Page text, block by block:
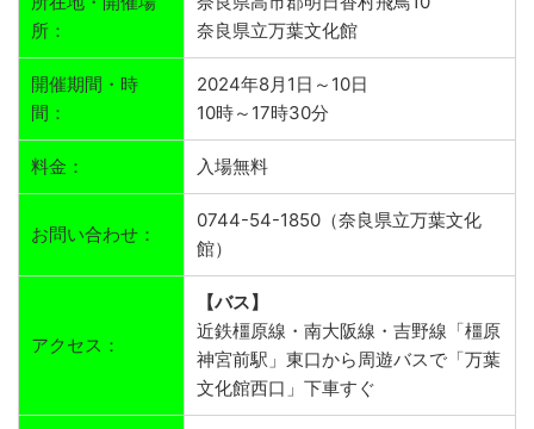
所：
奈良県立万葉文化館
開催期間・時
間：
2024年8月1日～10日
10時～17時30分
料金： 入場無料
お問い合わせ：
0744-54-1850（奈良県立万葉文化
館）
アクセス：
【バス】
近鉄橿原線・南大阪線・吉野線「橿原
神宮前駅」東口から周遊バスで「万葉
文化館西口」下車すぐ